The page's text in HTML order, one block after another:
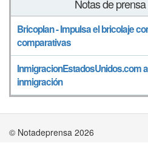
Notas de
Bricoplan - Impulsa el bricolaje
comparativas
InmigracionEstadosUnidos.com
inmigración
© Notadeprensa 2026